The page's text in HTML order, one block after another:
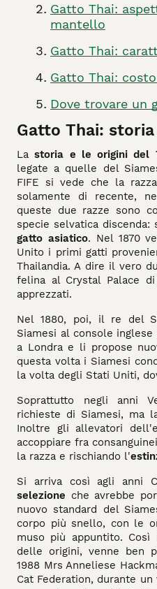
Gatto Thai:
mantello
Gatto Thai:
Gatto Thai:
Dove trovare un
Gatto Thai:
Lastoria e le origini del
legate a quelle del
FIFE si vede che la
solamente di recente,
queste due razze sono
specie selvatica
gatto asiatico. Nel 1870
Unito i primi gatti
Thailandia. A dire il vero
felina al Crystal Palace
apprezzati.
Nel 1880, poi, il re del
Siamesi al console
a Londra e li propose
questa volta i Siamesi
la volta degli Stati Uniti,
Soprattutto negli anni
richieste di Siamesi, ma
Inoltre gli allevatori
accoppiare fra
la razza e rischiando l'
Si arriva così agli anni
selezione che avrebbe
nuovo standard del
corpo più snello, con le
muso più appuntito. Così
delle origini, venne ben
1988 Mrs Anneliese
Cat Federation, durante